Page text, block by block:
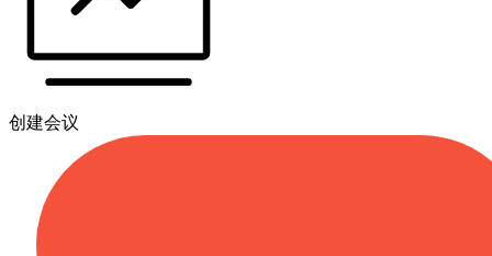
创建会议